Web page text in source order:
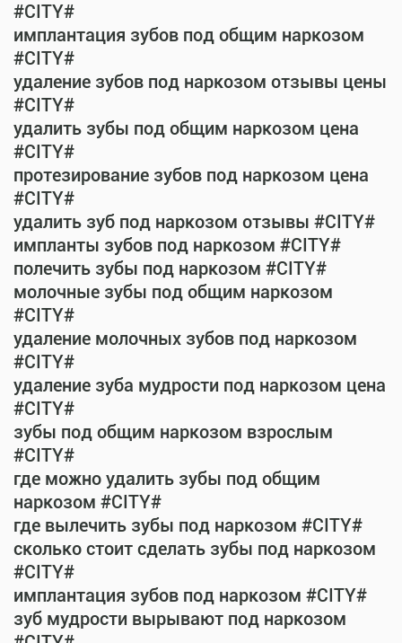
#CITY#
имплантация зубов под общим наркозом
#CITY#
удаление зубов под наркозом отзывы цены
#CITY#
удалить зубы под общим наркозом цена
#CITY#
протезирование зубов под наркозом цена
#CITY#
удалить зуб под наркозом отзывы #CITY#
импланты зубов под наркозом #CITY#
полечить зубы под наркозом #CITY#
молочные зубы под общим наркозом
#CITY#
удаление молочных зубов под наркозом
#CITY#
удаление зуба мудрости под наркозом цена
#CITY#
зубы под общим наркозом взрослым
#CITY#
где можно удалить зубы под общим
наркозом #CITY#
где вылечить зубы под наркозом #CITY#
сколько стоит сделать зубы под наркозом
#CITY#
имплантация зубов под наркозом #CITY#
зуб мудрости вырывают под наркозом